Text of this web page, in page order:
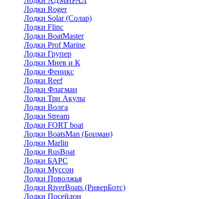
Лодки Roger
Лодки Solar (Солар)
Лодки Flinc
Лодки BoatMaster
Лодки Prof Marine
Лодки Групер
Лодки Мнев и К
Лодки Феникс
Лодки Reef
Лодки Флагман
Лодки Три Акулы
Лодки Волга
Лодки Stream
Лодки FORT boat
Лодки BoatsMan (Боцман)
Лодки Marlin
Лодки RusBoat
Лодки БАРС
Лодки Муссон
Лодки Поволжья
Лодки RiverBoats (РиверБотс)
Лодки Посейдон